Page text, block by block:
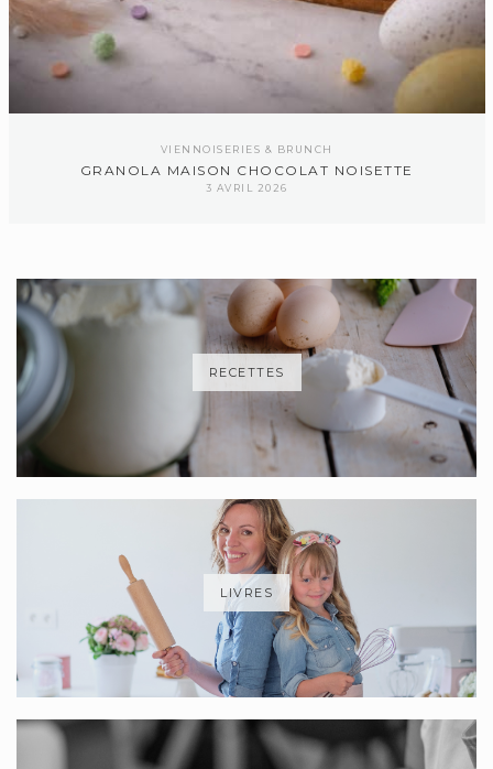
VIENNOISERIES & BRUNCH
GRANOLA MAISON CHOCOLAT NOISETTE
3 AVRIL 2026
RECETTES
LIVRES